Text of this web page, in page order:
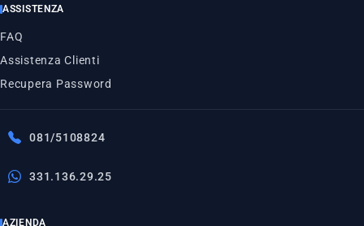
ASSISTENZA
FAQ
Assistenza Clienti
Recupera Password
081/5108824
331.136.29.25
AZIENDA